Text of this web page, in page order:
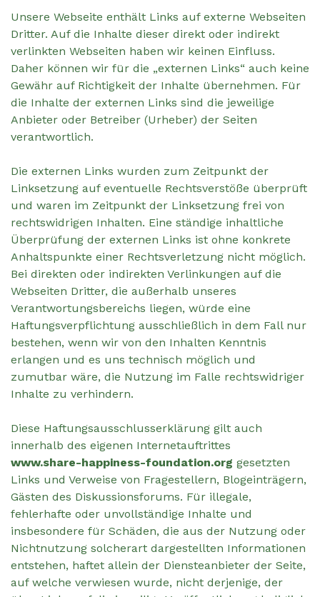
Unsere Webseite enthält Links auf externe Webseiten
Dritter. Auf die Inhalte dieser direkt oder indirekt
verlinkten Webseiten haben wir keinen Einfluss.
Daher können wir für die „externen Links“ auch keine
Gewähr auf Richtigkeit der Inhalte übernehmen. Für
die Inhalte der externen Links sind die jeweilige
Anbieter oder Betreiber (Urheber) der Seiten
verantwortlich.
Die externen Links wurden zum Zeitpunkt der
Linksetzung auf eventuelle Rechtsverstöße überprüft
und waren im Zeitpunkt der Linksetzung frei von
rechtswidrigen Inhalten. Eine ständige inhaltliche
Überprüfung der externen Links ist ohne konkrete
Anhaltspunkte einer Rechtsverletzung nicht möglich.
Bei direkten oder indirekten Verlinkungen auf die
Webseiten Dritter, die außerhalb unseres
Verantwortungsbereichs liegen, würde eine
Haftungsverpflichtung ausschließlich in dem Fall nur
bestehen, wenn wir von den Inhalten Kenntnis
erlangen und es uns technisch möglich und
zumutbar wäre, die Nutzung im Falle rechtswidriger
Inhalte zu verhindern.
Diese Haftungsausschlusserklärung gilt auch
innerhalb des eigenen Internetauftrittes
www.share-happiness-foundation.org gesetzten
Links und Verweise von Fragestellern, Blogeinträgern,
Gästen des Diskussionsforums. Für illegale,
fehlerhafte oder unvollständige Inhalte und
insbesondere für Schäden, die aus der Nutzung oder
Nichtnutzung solcherart dargestellten Informationen
entstehen, haftet allein der Diensteanbieter der Seite,
auf welche verwiesen wurde, nicht derjenige, der